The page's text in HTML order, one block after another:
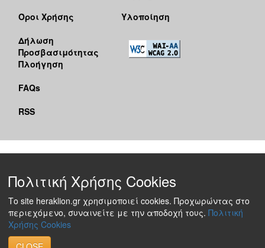
Όροι Χρήσης
Δήλωση
Προσβασιμότητας
Πλοήγηση
FAQs
RSS
Υλοποίηση
Πολιτική Χρήσης Cookies
Το site heraklion.gr χρησιμοποιεί cookies. Προχωρώντας στο
περιεχόμενο, συναινείτε με την αποδοχή τους. Πολιτική
Χρήσης Cookies